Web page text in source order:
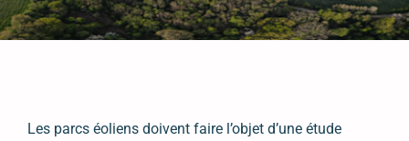
Les parcs éoliens doivent faire l’objet d’une étude